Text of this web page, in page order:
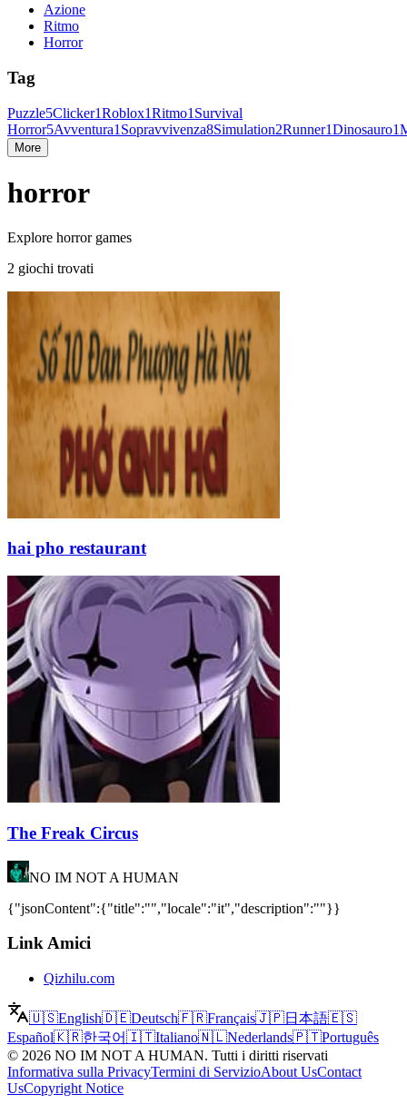
Azione
Ritmo
Horror
Tag
Puzzle5Clicker1Roblox1Ritmo1 Survival
Horror5Avventura1 Sopravvivenza8Simulation2Runner1Dinosauro1
More
horror
Explore horror games
2 giochi trovati
hai pho restaurant
The Freak Circus
NO IM NOT A HUMAN
{"jsonContent":{"title":"","locale":"it","description":""}}
Link Amici
Qizhilu.com
🇺🇸English🇩🇪Deutsch🇫🇷Français🇯🇵日本語🇪🇸
Español🇰🇷한국어🇮🇹Italiano🇳🇱Nederlands🇵🇹Português
© 2026 NO IM NOT A HUMAN. Tutti i diritti riservati
Informativa sulla PrivacyTermini di ServizioAbout UsContact
UsCopyright Notice